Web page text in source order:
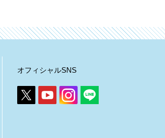
オフィシャルSNS